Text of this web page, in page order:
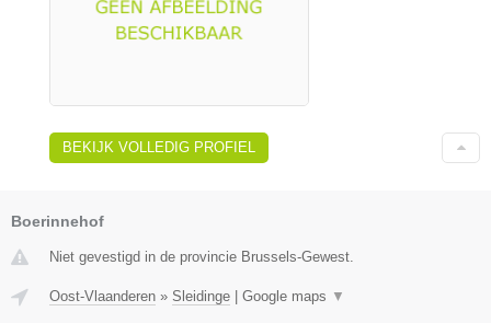
BEKIJK VOLLEDIG PROFIEL
Boerinnehof
Niet gevestigd in de provincie Brussels-Gewest.
Oost-Vlaanderen » Sleidinge Google maps ▼